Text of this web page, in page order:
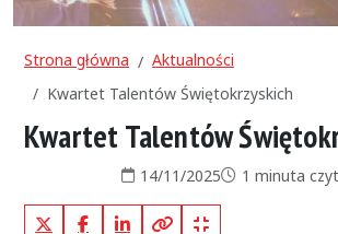
Strona główna
Aktualności
Kwartet Talentów Świętokrzyskich
Kwartet Talentów
Data publikacji:
14/11/2025Czas czytania:
1 minuta
X (Twitter)FacebookLinkedInKopiuj pełny link
Kopiuj krótki link